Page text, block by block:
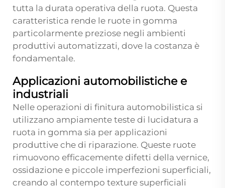
tutta la durata operativa della ruota. Questa
caratteristica rende le ruote in gomma
particolarmente preziose negli ambienti
produttivi automatizzati, dove la costanza è
fondamentale.
Applicazioni automobilistiche e
industriali
Nelle operazioni di finitura automobilistica si
utilizzano ampiamente teste di lucidatura a
ruota in gomma sia per applicazioni
produttive che di riparazione. Queste ruote
rimuovono efficacemente difetti della vernice,
ossidazione e piccole imperfezioni superficiali,
creando al contempo texture superficiali